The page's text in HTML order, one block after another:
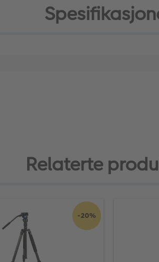
Relaterte
-20%